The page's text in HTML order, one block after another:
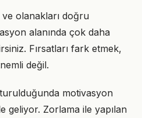
olanakları doğru
alanında çok daha
Fırsatları fark etmek,
değil.
motivasyon
geliyor. Zorlama ile yapılan